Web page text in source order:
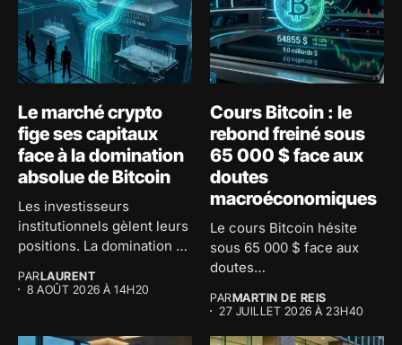
Le marché crypto
fige ses capitaux
face à la domination
absolue de Bitcoin
Les investisseurs
institutionnels gèlent leurs
positions. La domination de
PARLAURENT
8 AOÛT 2026 À 14H20
Cours Bitcoin : le
rebond freiné sous
65 000 $ face aux
doutes
macroéconomiques
Le cours Bitcoin hésite
sous 65 000 $ face aux
doutes
PARMARTIN DE REIS
27 JUILLET 2026 À 23H40